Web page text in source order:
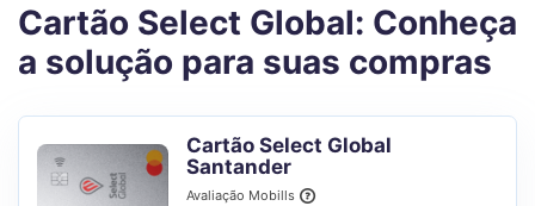
Cartão Select Global: Conheça
a solução para suas compras
Cartão Select Global
Santander
Avaliação Mobills